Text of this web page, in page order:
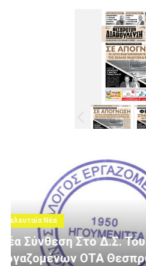
Τελευταία Νέα
3 Εκατομμύρια Ευρώ